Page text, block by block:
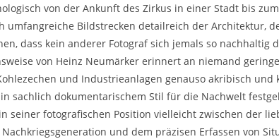
von der Ankunft des Zirkus in einer Stadt bis
umfangreiche Bildstrecken detailreich der Architektur,
dass kein anderer Fotograf sich jemals so nachhaltig
von Heinz Neumärker erinnert an niemand
und Industrieanlagen genauso akribisch und
sachlich dokumentarischem Stil für die Nachwelt
seiner fotografischen Position vielleicht zwischen der
und dem präzisen Erfassen von